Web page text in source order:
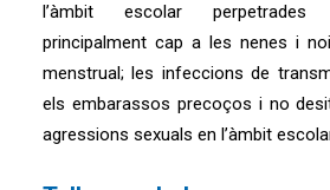
l’àmbit escolar
principalment cap a les nenes i
menstrual; les infeccions de
els embarassos precoços i no
agressions sexuals en l’àmbit